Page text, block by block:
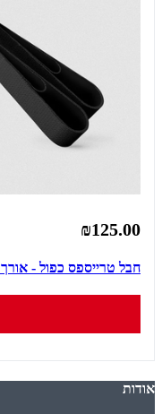
₪125.00
חבל טרייספס כפול - אורך 70 ס"מ
אודות